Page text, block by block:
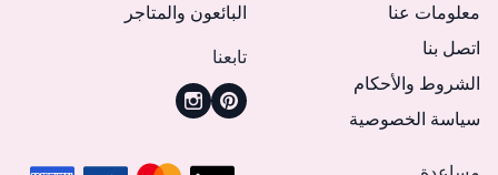
معلومات عنا
اتصل بنا
الشروط والأحكام
سياسة الخصوصية
البائعون والمتاجر
تابعنا